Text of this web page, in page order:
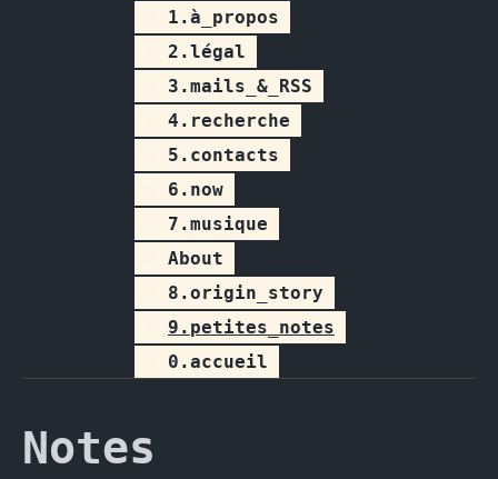
1.à_propos
2.légal
3.mails_&_RSS
4.recherche
5.contacts
6.now
7.musique
About
8.origin_story
9.petites_notes
0.accueil
Notes